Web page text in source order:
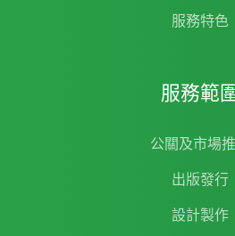
服務特色
服務範
公關及市場
出版發行
設計製作